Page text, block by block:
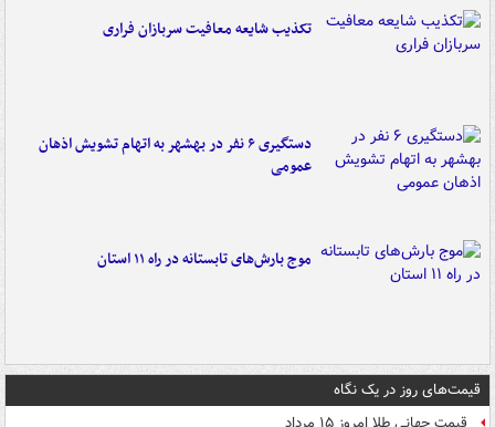
تکذیب شایعه معافیت سربازان فراری
دستگیری ۶ نفر در بهشهر به اتهام تشویش اذهان
عمومی
موج بارش‌های تابستانه در راه ۱۱ استان
قیمت‌های روز در یک نگاه